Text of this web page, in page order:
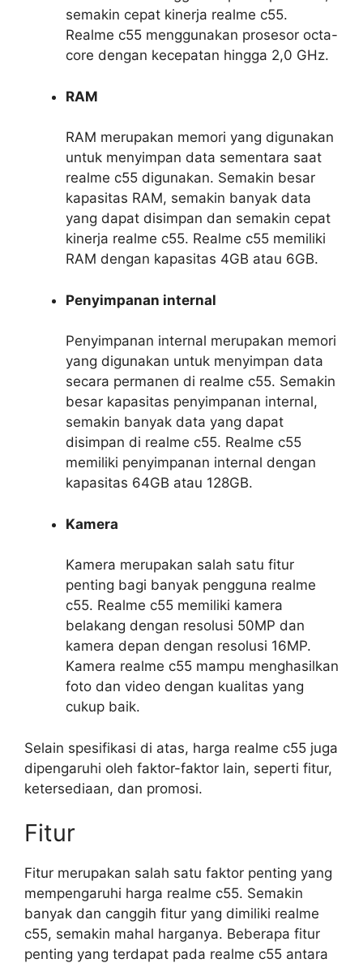
semakin cepat kinerja realme c55.
Realme c55 menggunakan prosesor octa-
core dengan kecepatan hingga 2,0 GHz.
RAM
RAM merupakan memori yang digunakan
untuk menyimpan data sementara saat
realme c55 digunakan. Semakin besar
kapasitas RAM, semakin banyak data
yang dapat disimpan dan semakin cepat
kinerja realme c55. Realme c55 memiliki
RAM dengan kapasitas 4GB atau 6GB.
Penyimpanan internal
Penyimpanan internal merupakan memori
yang digunakan untuk menyimpan data
secara permanen di realme c55. Semakin
besar kapasitas penyimpanan internal,
semakin banyak data yang dapat
disimpan di realme c55. Realme c55
memiliki penyimpanan internal dengan
kapasitas 64GB atau 128GB.
Kamera
Kamera merupakan salah satu fitur
penting bagi banyak pengguna realme
c55. Realme c55 memiliki kamera
belakang dengan resolusi 50MP dan
kamera depan dengan resolusi 16MP.
Kamera realme c55 mampu menghasilkan
foto dan video dengan kualitas yang
cukup baik.
Selain spesifikasi di atas, harga realme c55 juga
dipengaruhi oleh faktor-faktor lain, seperti fitur,
ketersediaan, dan promosi.
Fitur
Fitur merupakan salah satu faktor penting yang
mempengaruhi harga realme c55. Semakin
banyak dan canggih fitur yang dimiliki realme
c55, semakin mahal harganya. Beberapa fitur
penting yang terdapat pada realme c55 antara